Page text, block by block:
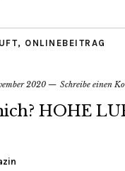
, ONLINEBEITRAG
2020 Schreibe einen
HOHE